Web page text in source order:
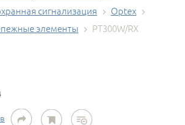
сигнализация
Optex
элементы
PT300W/RX